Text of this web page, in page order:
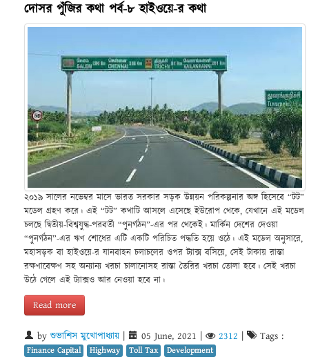
দোসর পুঁজির কথা পর্ব-৮ হাইওয়ে-র কথা
২০১৯ সালের নভেম্বর মাসে ভারত সরকার সড়ক উন্নয়ন পরিকল্পনার অঙ্গ হিসেবে “টট”
মডেল গ্রহণ করে। এই “টট” কথাটি আসলে এসেছে ইউরোপ থেকে, যেখানে এই মডেল
চলছে দ্বিতীয়-বিশ্বযুদ্ধ-পরবর্তী “পুনর্গঠন”-এর পর থেকেই। মার্কিন দেশের দেওয়া
“পুনর্গঠন”-এর ঋণ শোধের এটি একটি পরিচিত পদ্ধতি হয়ে ওঠে। এই মডেল অনুসারে,
মহাসড়ক বা হাইওয়ে-র যানবাহন চলাচলের ওপর ট্যাক্স বসিয়ে, সেই টাকায় রাস্তা
রক্ষণাবেক্ষণ সহ অন্যান্য খরচা চালানোসহ রাস্তা তৈরির খরচা তোলা হবে। সেই খরচা
উঠে গেলে এই ট্যাক্সও আর নেওয়া হবে না।
Read more
by শুভাশিস মুখোপাধ্যায় 05 June, 2021 2312 Tags :
Finance Capital Highway Toll Tax Development